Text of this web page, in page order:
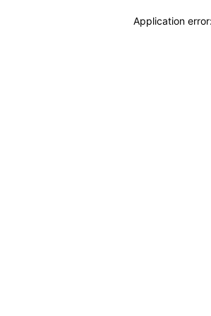
Application